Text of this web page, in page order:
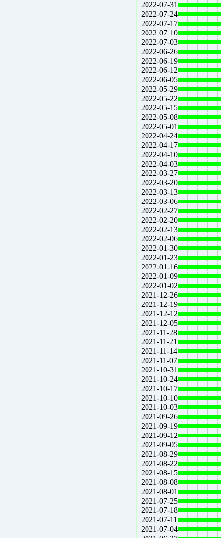
2022-07-31
2022-07-24
2022-07-17
2022-07-10
2022-07-03
2022-06-26
2022-06-19
2022-06-12
2022-06-05
2022-05-29
2022-05-22
2022-05-15
2022-05-08
2022-05-01
2022-04-24
2022-04-17
2022-04-10
2022-04-03
2022-03-27
2022-03-20
2022-03-13
2022-03-06
2022-02-27
2022-02-20
2022-02-13
2022-02-06
2022-01-30
2022-01-23
2022-01-16
2022-01-09
2022-01-02
2021-12-26
2021-12-19
2021-12-12
2021-12-05
2021-11-28
2021-11-21
2021-11-14
2021-11-07
2021-10-31
2021-10-24
2021-10-17
2021-10-10
2021-10-03
2021-09-26
2021-09-19
2021-09-12
2021-09-05
2021-08-29
2021-08-22
2021-08-15
2021-08-08
2021-08-01
2021-07-25
2021-07-18
2021-07-11
2021-07-04